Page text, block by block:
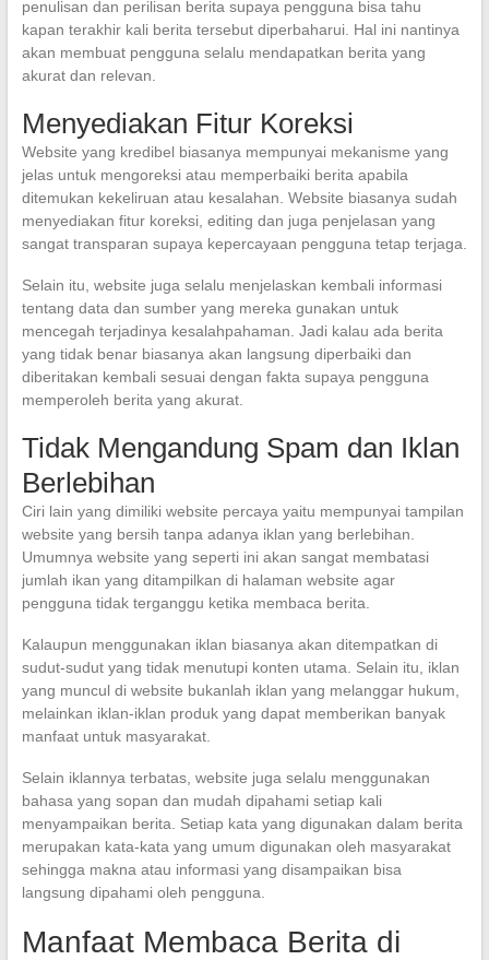
penulisan dan perilisan berita supaya pengguna bisa tahu
kapan terakhir kali berita tersebut diperbaharui. Hal ini nantinya
akan membuat pengguna selalu mendapatkan berita yang
akurat dan relevan.
Menyediakan Fitur Koreksi
Website yang kredibel biasanya mempunyai mekanisme yang
jelas untuk mengoreksi atau memperbaiki berita apabila
ditemukan kekeliruan atau kesalahan. Website biasanya sudah
menyediakan fitur koreksi, editing dan juga penjelasan yang
sangat transparan supaya kepercayaan pengguna tetap terjaga.
Selain itu, website juga selalu menjelaskan kembali informasi
tentang data dan sumber yang mereka gunakan untuk
mencegah terjadinya kesalahpahaman. Jadi kalau ada berita
yang tidak benar biasanya akan langsung diperbaiki dan
diberitakan kembali sesuai dengan fakta supaya pengguna
memperoleh berita yang akurat.
Tidak Mengandung Spam dan Iklan
Berlebihan
Ciri lain yang dimiliki website percaya yaitu mempunyai tampilan
website yang bersih tanpa adanya iklan yang berlebihan.
Umumnya website yang seperti ini akan sangat membatasi
jumlah ikan yang ditampilkan di halaman website agar
pengguna tidak terganggu ketika membaca berita.
Kalaupun menggunakan iklan biasanya akan ditempatkan di
sudut-sudut yang tidak menutupi konten utama. Selain itu, iklan
yang muncul di website bukanlah iklan yang melanggar hukum,
melainkan iklan-iklan produk yang dapat memberikan banyak
manfaat untuk masyarakat.
Selain iklannya terbatas, website juga selalu menggunakan
bahasa yang sopan dan mudah dipahami setiap kali
menyampaikan berita. Setiap kata yang digunakan dalam berita
merupakan kata-kata yang umum digunakan oleh masyarakat
sehingga makna atau informasi yang disampaikan bisa
langsung dipahami oleh pengguna.
Manfaat Membaca Berita di